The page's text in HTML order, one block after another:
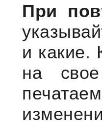
При
и какие.
на